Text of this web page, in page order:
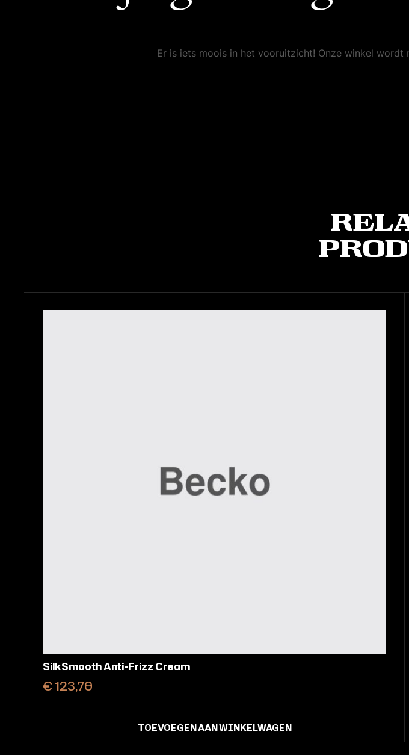
Er is iets moois in het vooruitzicht! Onze winkel
SmoothScalp Clarifying Shampoo
€
TOEVOEGEN AAN WINKELWAGEN